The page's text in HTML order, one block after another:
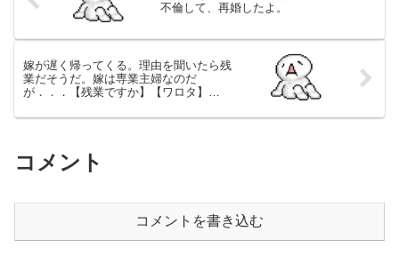
不倫して、再婚したよ。
嫁が遅く帰ってくる。理由を聞いたら残
業だそうだ。嫁は専業主婦なのだ
が．．．【残業ですか】【ワロタ】
コメント
コメントを書き込む